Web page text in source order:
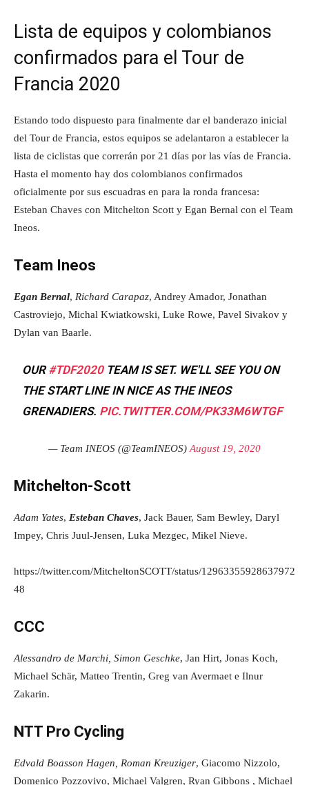
Lista de equipos y colombianos
confirmados para el Tour de
Francia 2020
Estando todo dispuesto para finalmente dar el banderazo inicial
del Tour de Francia, estos equipos se adelantaron a establecer la
lista de ciclistas que correrán por 21 días por las vías de Francia.
Hasta el momento hay dos colombianos confirmados
oficialmente por sus escuadras en para la ronda francesa:
Esteban Chaves con Mitchelton Scott y Egan Bernal con el Team
Ineos.
Team Ineos
Egan Bernal, Richard Carapaz, Andrey Amador, Jonathan
Castroviejo, Michal Kwiatkowski, Luke Rowe, Pavel Sivakov y
Dylan van Baarle.
OUR#TDF2020TEAM IS SET. WE'LL SEE YOU ON
THE START LINE IN NICE AS THE INEOS
GRENADIERS. PIC.TWITTER.COM/PK33M6WTGF
— Team INEOS (@TeamINEOS) August 19, 2020
Mitchelton-Scott
Adam Yates, Esteban Chaves, Jack Bauer, Sam Bewley, Daryl
Impey, Chris Juul-Jensen, Luka Mezgec, Mikel Nieve.
https://twitter.com/MitcheltonSCOTT/status/12963355928637972
48
CCC
Alessandro de Marchi, Simon Geschke, Jan Hirt, Jonas Koch,
Michael Schär, Matteo Trentin, Greg van Avermaet e Ilnur
Zakarin.
NTT Pro Cycling
Edvald Boasson Hagen, Roman Kreuziger, Giacomo Nizzolo,
Domenico Pozzovivo, Michael Valgren, Ryan Gibbons , Michael